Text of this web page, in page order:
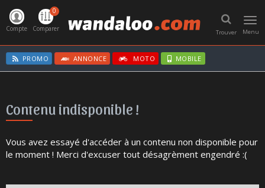
Menu
Trouver
Compte
0
Comparer
PROMO ANNONCE MOTO MOBILE
Contenu indisponible !
Vous avez essayé d'accéder à un contenu non disponible pour
le moment ! Merci d'excuser tout désagrèment engendré :(